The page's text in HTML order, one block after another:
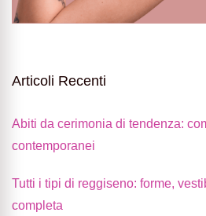
Articoli Recenti
Abiti da cerimonia di tendenza:
contemporanei
Tutti i tipi di reggiseno: forme,
completa